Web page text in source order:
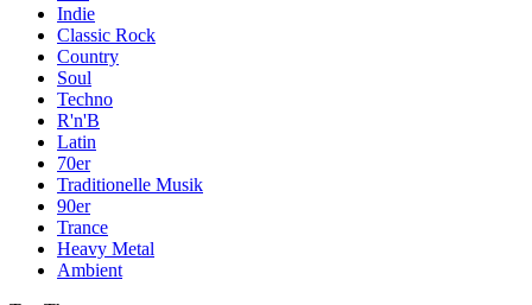
Indie
Classic Rock
Country
Soul
Techno
R'n'B
Latin
70er
Traditionelle Musik
90er
Trance
Heavy Metal
Ambient